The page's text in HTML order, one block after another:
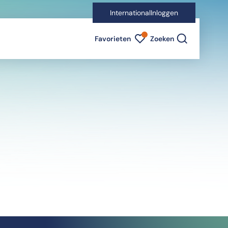
InternationalInloggen
Favorieten Favorieten indicator
Zoeken